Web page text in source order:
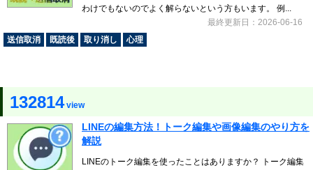
わけでもないのでよく解らないという方もいます。 例...
最終更新日：2026-06-16
送信取消
既読後 取り消し 心理
132814view
LINEの編集方法！トーク編集や画像編集のやり方を
解説
LINEのトーク編集を使ったことはありますか？ トーク編集